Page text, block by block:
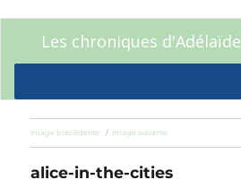
Les chroniques d'Adélaïde
Image précédente Image suivante
alice-in-the-cities